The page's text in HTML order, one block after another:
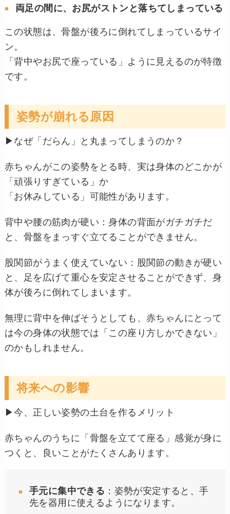
両足の間に、お尻がストンと落ちてしまっている
この状態は、骨盤が後ろに倒れてしまっているサイ
ン。
「背中やお尻で座っている」ように見えるのが特徴
です。
姿勢が崩れる原因
▶︎なぜ「だらん」と丸まってしまうのか？
赤ちゃんがこの姿勢をとる時、実は身体のどこかが
「頑張りすぎている」か
「お休みしている」可能性があります。
背中や腰の筋肉が硬い：身体の背面がガチガチだ
と、骨盤をまっすぐ立てることができません。
股関節がうまく使えていない：股関節の動きが硬い
と、足を広げて重心を安定させることができず、身
体が後ろに倒れてしまいます。
無理に背中を伸ばそうとしても、赤ちゃんにとって
は今の身体の状態では「この座り方しかできない」
のかもしれません。
将来への影響
▶︎今、正しい姿勢の土台を作るメリット
赤ちゃんのうちに「骨盤を立てて座る」感覚が身に
つくと、良いことがたくさんあります。
手元に集中できる ：姿勢が安定すると、手
先を器用に使えるようになります。